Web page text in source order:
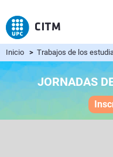
Inicio > Trabajos de los
JORNADAS